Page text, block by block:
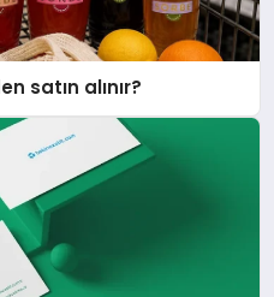
satın alınır?